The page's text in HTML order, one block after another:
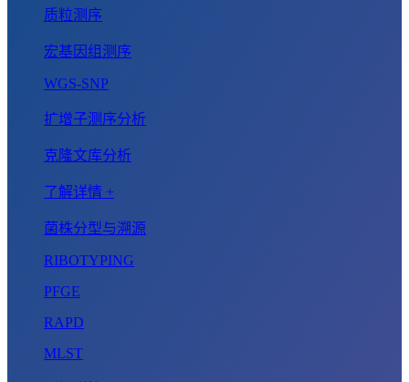
质粒测序
宏基因组测序
WGS-SNP
扩增子测序分析
克隆文库分析
了解详情 +
菌株分型与溯源
RIBOTYPING
PFGE
RAPD
MLST